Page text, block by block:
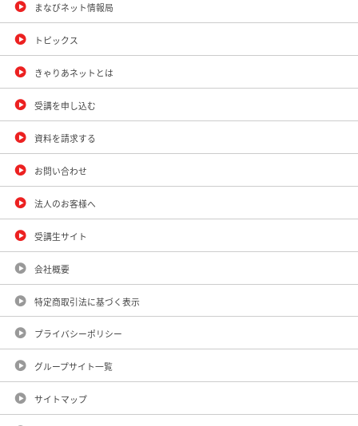
まなびネット情報局
トピックス
きゃりあネットとは
受講を申し込む
資料を請求する
お問い合わせ
法人のお客様へ
受講生サイト
会社概要
特定商取引法に基づく表示
プライバシーポリシー
グループサイト一覧
サイトマップ